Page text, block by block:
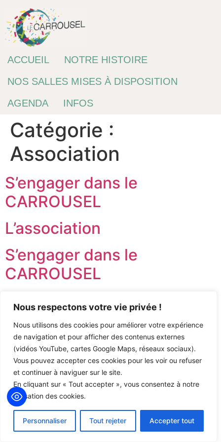
Nous respectons votre vie privée !
Nous utilisons des cookies pour améliorer votre expérience
de navigation et pour afficher des contenus externes
(vidéos YouTube, cartes Google Maps, réseaux sociaux).
Vous pouvez accepter ces cookies pour les voir ou refuser
et continuer à naviguer sur le site.
En cliquant sur « Tout accepter », vous consentez à notre
utilisation des cookies.
Personnaliser Tout rejeter Accepter tout
contenu
ACCUEIL
NOTRE HISTOIRE
NOS SALLES MISES À DISPOSITION
AGENDA
INFOS
Catégorie :
Association
S’engager dans le
CARROUSEL
L’association
S’engager dans le
CARROUSEL
L’association
S’engager dans le
CARROUSEL